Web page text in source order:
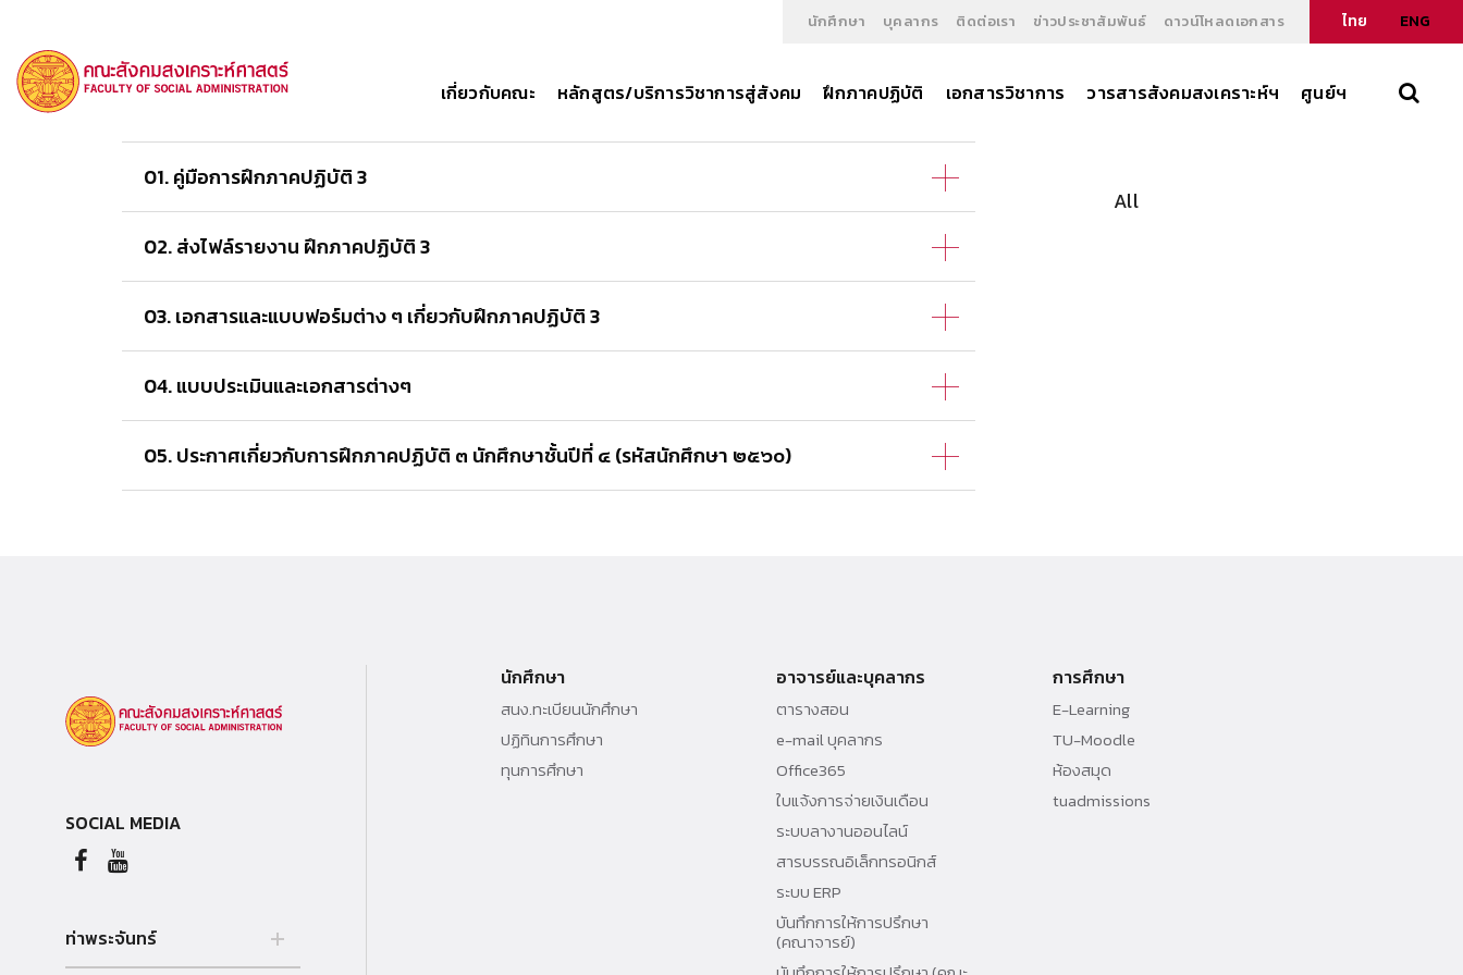
นักศึกษา บุคลากร ติดต่อเรา ข่าวประชาสัมพันธ์ ดาวน์โหลดเอกสาร ไทย ENG
เกี่ยวกับคณะ หลักสูตร/บริการวิชาการสู่สังคม ฝึกภาคปฏิบัติ เอกสารวิชาการ วารสารสังคมสงเคราะห์ฯ ศูนย์ฯ
01. คู่มือการฝึกภาคปฏิบัติ 3
02. ส่งไฟล์รายงาน ฝึกภาคปฏิบัติ 3
03. เอกสารและแบบฟอร์มต่าง ๆ เกี่ยวกับฝึกภาคปฏิบัติ 3
04. แบบประเมินและเอกสารต่างๆ
05. ประกาศเกี่ยวกับการฝึกภาคปฏิบัติ ๓ นักศึกษาชั้นปีที่ ๔ (รหัสนักศึกษา ๒๕๖๐)
All
SOCIAL MEDIA
ท่าพระจันทร์
นักศึกษา
สนง.ทะเบียนนักศึกษา
ปฏิทินการศึกษา
ทุนการศึกษา
อาจารย์และบุคลากร
ตารางสอน
e-mail บุคลากร
Office365
ใบแจ้งการจ่ายเงินเดือน
ระบบลางานออนไลน์
สารบรรณอิเล็กทรอนิกส์
ระบบ ERP
บันทึกการให้การปรึกษา
(คณาจารย์)
การศึกษา
E-Learning
TU-Moodle
ห้องสมุด
tuadmissions